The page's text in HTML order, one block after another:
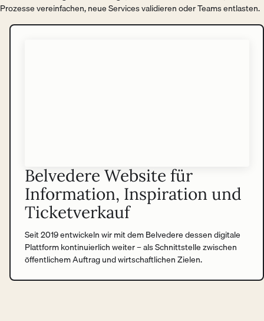
Prozesse vereinfachen, neue Services validieren oder Teams entlasten.
Belvedere Website für
Information, Inspiration und
Ticketverkauf
Seit 2019 entwickeln wir mit dem Belvedere dessen digitale
Plattform kontinuierlich weiter – als Schnittstelle zwischen
öffentlichem Auftrag und wirtschaftlichen Zielen.